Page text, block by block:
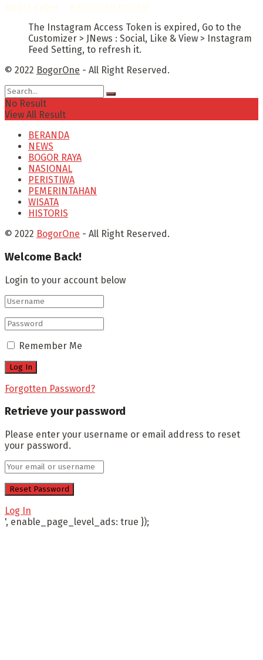
The Instagram Access Token is expired, Go to the
Customizer > JNews : Social, Like & View > Instagram
Feed Setting, to refresh it.
© 2022 BogorOne - All Right Reserved.
No Result
View All Result
BERANDA
NEWS
BOGOR RAYA
NASIONAL
PERISTIWA
PEMERINTAHAN
WISATA
HISTORIS
© 2022 BogorOne - All Right Reserved.
Welcome Back!
Login to your account below
Remember Me
Forgotten Password?
Retrieve your password
Please enter your username or email address to reset
your password.
Log In
', enable_page_level_ads: true });